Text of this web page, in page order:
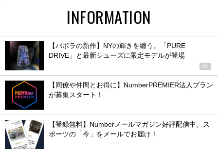
INFORMATION
【バボラの新作】NYの輝きを纏う。「PURE
DRIVE」と最新シューズに限定モデルが登場
PR
【同僚や仲間とお得に】NumberPREMIER法人プラン
が募集スタート！
【登録無料】Numberメールマガジン好評配信中。ス
ポーツの「今」をメールでお届け！